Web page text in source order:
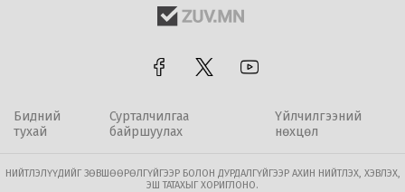
Бидний
тухай
Сурталчилгаа
байршуулах
Үйлчилгээний
нөхцөл
НИЙТЛЭЛҮҮДИЙГ ЗӨВШӨӨРӨЛГҮЙГЭЭР БОЛОН ДУРДАЛГҮЙГЭЭР АХИН НИЙТЛЭХ, ХЭВЛЭХ,
ЭШ ТАТАХЫГ ХОРИГЛОНО.